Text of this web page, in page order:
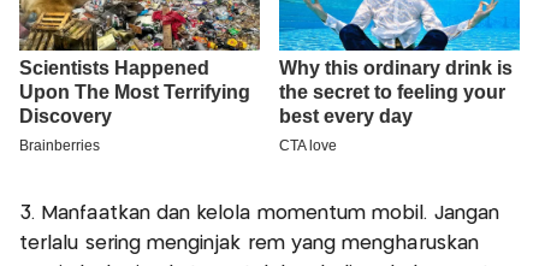
3. Manfaatkan dan kelola momentum mobil. Jangan
terlalu sering menginjak rem yang mengharuskan